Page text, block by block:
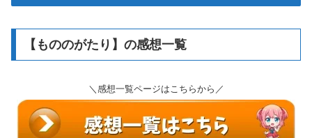
【もののがたり】の感想一覧
＼感想一覧ページはこちらから／